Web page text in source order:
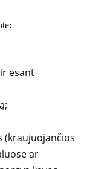
esant
(kraujuojančios
ar